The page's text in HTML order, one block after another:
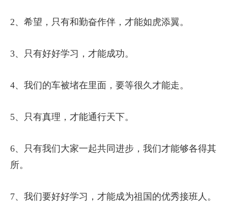
2、希望，只有和勤奋作伴，才能如虎添翼。
3、只有好好学习，才能成功。
4、我们的车被堵在里面，要等很久才能走。
5、只有真理，才能通行天下。
6、只有我们大家一起共同进步，我们才能够各得其
所。
7、我们要好好学习，才能成为祖国的优秀接班人。